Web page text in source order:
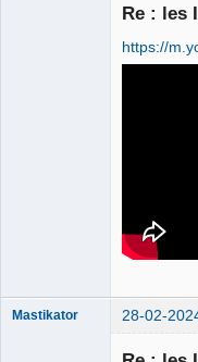
Re : les
https://
Mastikator 28-02-